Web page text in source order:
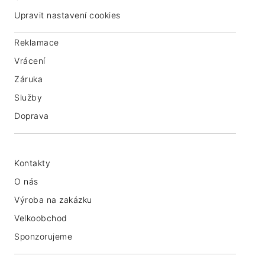
Upravit nastavení cookies
Reklamace
Vrácení
Záruka
Služby
Doprava
Kontakty
O nás
Výroba na zakázku
Velkoobchod
Sponzorujeme